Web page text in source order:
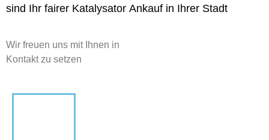
sind Ihr fairer Katalysator Ankauf in Ihrer Stadt
Wir freuen uns mit Ihnen in
Kontakt zu setzen